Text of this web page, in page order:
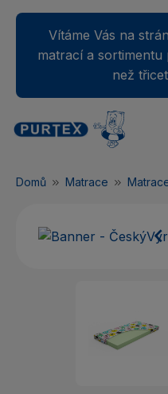
Vítáme Vás na
matrací a
než
Váš nákupný
Domů Matrace